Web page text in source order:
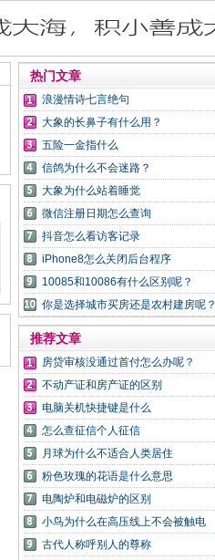
热门文章
浪漫情诗七言绝句
大象的长鼻子有什么用？
五险一金指什么
信鸽为什么不会迷路？
大象为什么站着睡觉
微信注册日期怎么查询
抖音怎么看访客记录
iPhone8怎么关闭后台程序
10085和10086有什么区别呢？
你是选择城市买房还是农村建房呢？
推荐文章
房贷审核没通过首付怎么办呢？
不动产证和房产证的区别
电脑关机快捷键是什么
怎么查征信个人征信
月球为什么不适合人类居住
粉色玫瑰的花语是什么意思
电陶炉和电磁炉的区别
小鸟为什么在高压线上不会被触电
古代人称呼别人的尊称